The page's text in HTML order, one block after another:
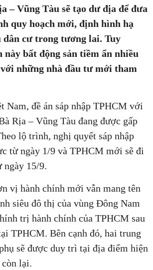
– Vũng Tàu sẽ tạo dư địa để đưa
quy hoạch mới, định hình hạ
dân cư trong tương lai. Tuy
này bất động sản tiềm ẩn nhiều
những nhà đầu tư mới tham
Nam, đề án sáp nhập TPHCM với
Rịa – Vũng Tàu đang được gấp
lộ trình, nghị quyết sáp nhập
từ ngày 1/9 và TPHCM mới sẽ đi
ngày 15/9.
vị hành chính mới vẫn mang tên
siêu đô thị của vùng Đông Nam
trị hành chính của TPHCM sau
TPHCM. Bên cạnh đó, hai trung
sẽ được duy trì tại địa điểm hiện
lại.